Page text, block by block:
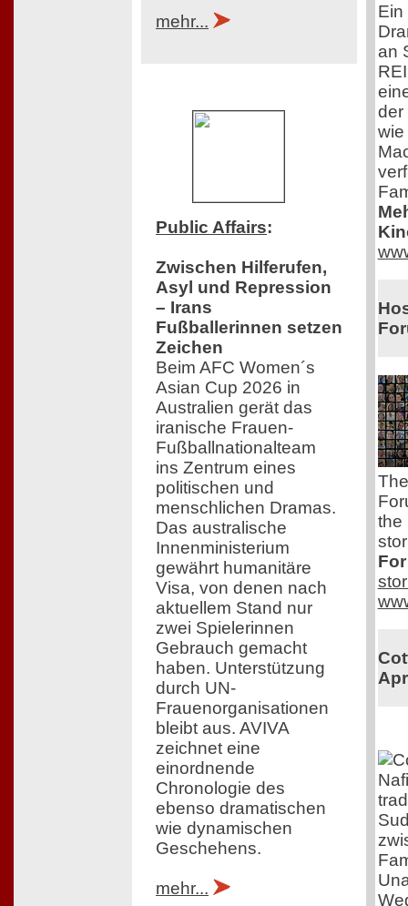
mehr...
Public Affairs:
Zwischen Hilferufen,
Asyl und Repression
– Irans
Fußballerinnen setzen
Zeichen
Beim AFC Women´s
Asian Cup 2026 in
Australien gerät das
iranische Frauen-
Fußballnationalteam
ins Zentrum eines
politischen und
menschlichen Dramas.
Das australische
Innenministerium
gewährt humanitäre
Visa, von denen nach
aktuellem Stand nur
zwei Spielerinnen
Gebrauch gemacht
haben. Unterstützung
durch UN-
Frauenorganisationen
bleibt aus. AVIVA
zeichnet eine
einordnende
Chronologie des
ebenso dramatischen
wie dynamischen
Geschehens.
mehr...
an
der
wie
the